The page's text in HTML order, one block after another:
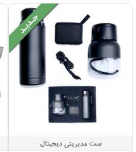
ست مدیریتی دیجیتال